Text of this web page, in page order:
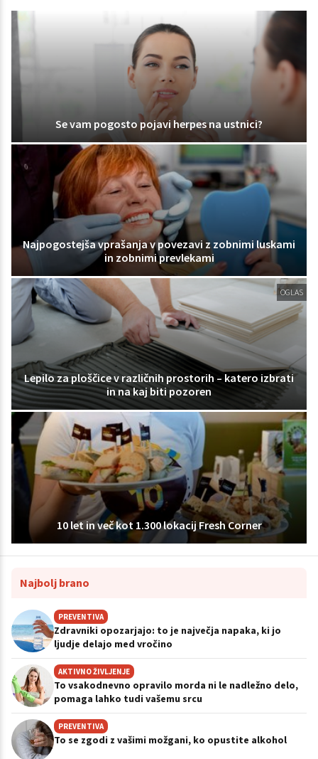
Se vam pogosto pojavi herpes na ustnici?
Najpogostejša vprašanja v povezavi z zobnimi luskami
in zobnimi prevlekami
OGLAS
Lepilo za ploščice v različnih prostorih – katero izbrati
in na kaj biti pozoren
10 let in več kot 1.300 lokacij Fresh Corner
Najbolj brano
PREVENTIVA
Zdravniki opozarjajo: to je največja napaka, ki jo
ljudje delajo med vročino
AKTIVNO ŽIVLJENJE
To vsakodnevno opravilo morda ni le nadležno delo,
pomaga lahko tudi vašemu srcu
PREVENTIVA
To se zgodi z vašimi možgani, ko opustite alkohol